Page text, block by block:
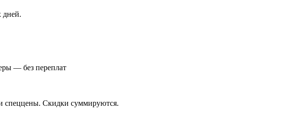
дней.
— без переплат
спеццены. Скидки суммируются.